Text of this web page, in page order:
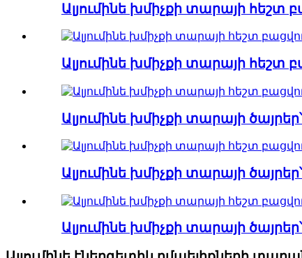
Ալյումինե խմիչքի տարայի հեշտ
Ալյումինե խմիչքի տարայի հեշտ
Ալյումինե խմիչքի տարայի
Ալյումինե խմիչքի տարայի
Ալյումինե խմիչքի տարայի